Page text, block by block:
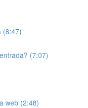
(8:47)
(7:07)
web (2:48)